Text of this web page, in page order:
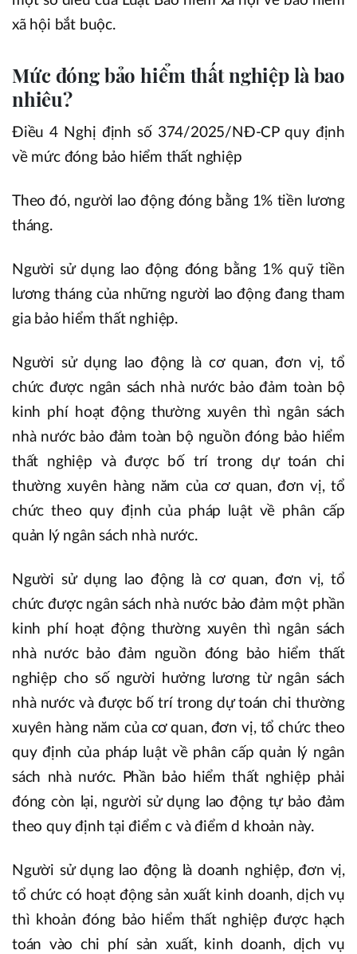
xã hội bắt buộc.
Mức đóng bảo hiểm thất nghiệp là bao
nhiêu?
Điều 4 Nghị định số 374/2025/NĐ-CP quy định
về mức đóng bảo hiểm thất nghiệp
Theo đó, người lao động đóng bằng 1% tiền lương
tháng.
Người sử dụng lao động đóng bằng 1% quỹ tiền
lương tháng của những người lao động đang tham
gia bảo hiểm thất nghiệp.
Người sử dụng lao động là cơ quan, đơn vị, tổ
chức được ngân sách nhà nước bảo đảm toàn bộ
kinh phí hoạt động thường xuyên thì ngân sách
nhà nước bảo đảm toàn bộ nguồn đóng bảo hiểm
thất nghiệp và được bố trí trong dự toán chi
thường xuyên hàng năm của cơ quan, đơn vị, tổ
chức theo quy định của pháp luật về phân cấp
quản lý ngân sách nhà nước.
Người sử dụng lao động là cơ quan, đơn vị, tổ
chức được ngân sách nhà nước bảo đảm một phần
kinh phí hoạt động thường xuyên thì ngân sách
nhà nước bảo đảm nguồn đóng bảo hiểm thất
nghiệp cho số người hưởng lương từ ngân sách
nhà nước và được bố trí trong dự toán chi thường
xuyên hàng năm của cơ quan, đơn vị, tổ chức theo
quy định của pháp luật về phân cấp quản lý ngân
sách nhà nước. Phần bảo hiểm thất nghiệp phải
đóng còn lại, người sử dụng lao động tự bảo đảm
theo quy định tại điểm c và điểm d khoản này.
Người sử dụng lao động là doanh nghiệp, đơn vị,
tổ chức có hoạt động sản xuất kinh doanh, dịch vụ
thì khoản đóng bảo hiểm thất nghiệp được hạch
toán vào chi phí sản xuất, kinh doanh, dịch vụ